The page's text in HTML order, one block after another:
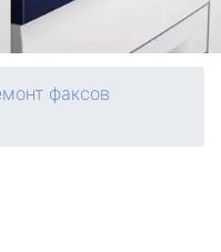
факсов